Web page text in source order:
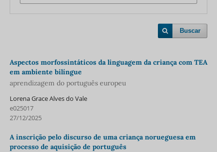
Buscar
Aspectos morfossintáticos da linguagem da criança com TEA
em ambiente bilíngue
aprendizagem do português europeu
Lorena Grace Alves do Vale
e025017
27/12/2025
A inscrição pelo discurso de uma criança norueguesa em
processo de aquisição de português